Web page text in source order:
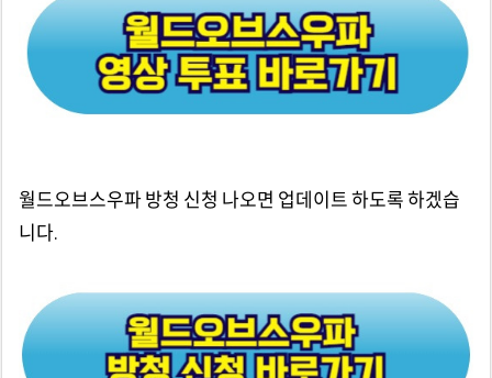
월드오브스우파 방청 신청 나오면 업데이트 하도록 하겠습
니다.